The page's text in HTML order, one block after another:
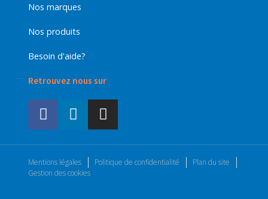
Nos marques
Nos produits
Besoin d'aide?
Retrouvez nous sur
Mentions légales Politique de confidentialité
Plan du site
Gestion des cookies